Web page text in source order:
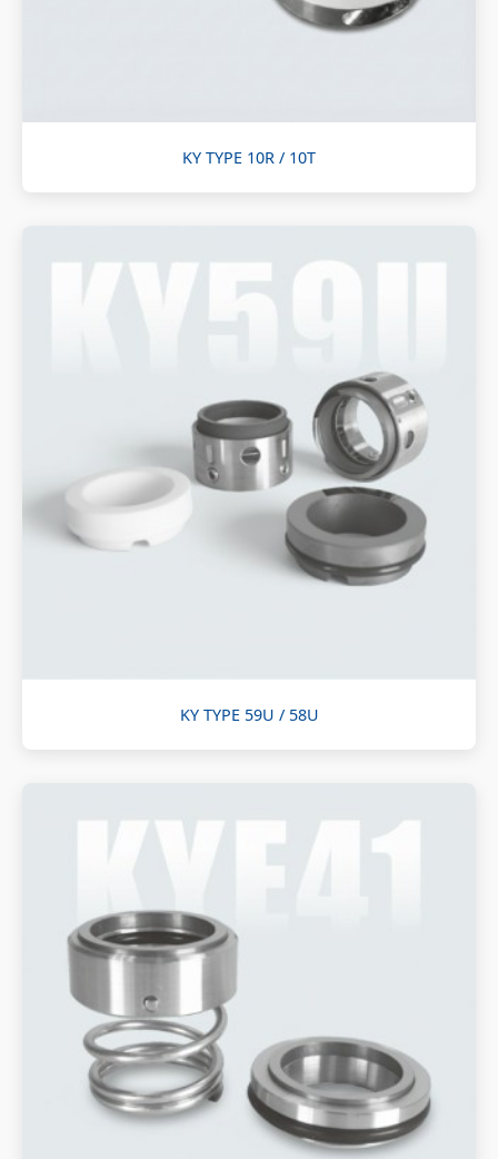
KY TYPE 10R / 10T
KY TYPE 59U / 58U